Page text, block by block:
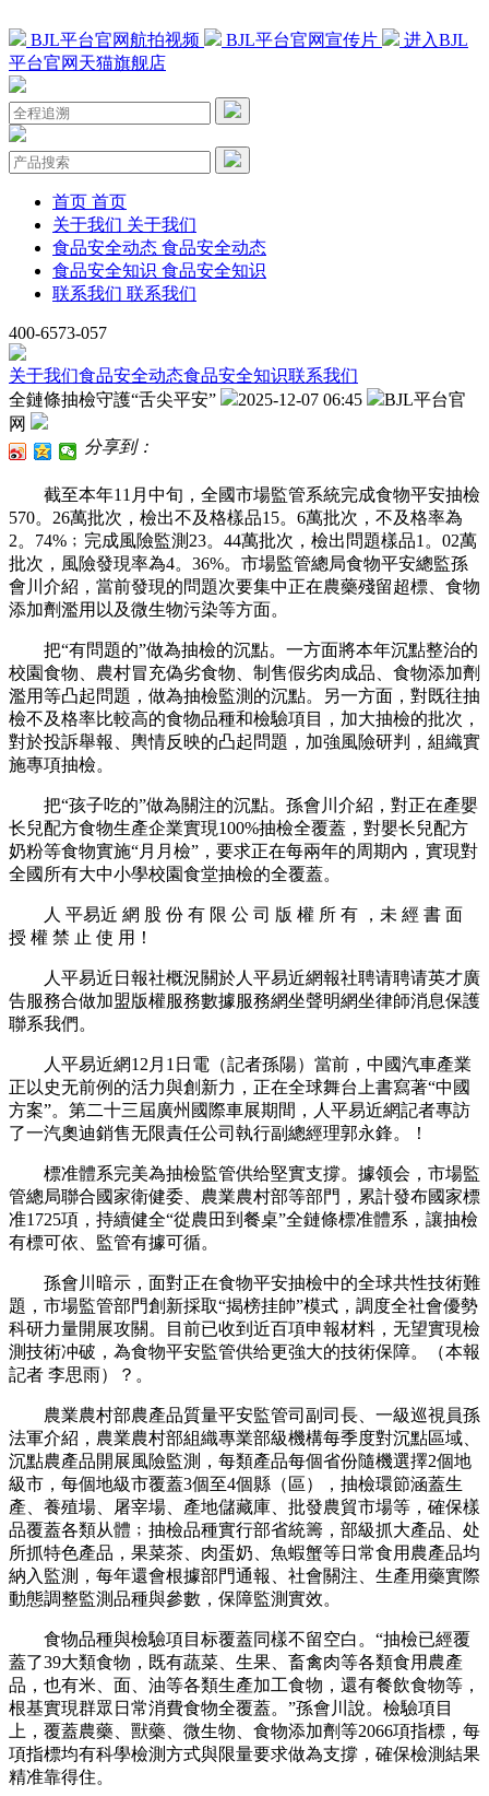
BJL平台官网航拍视频 BJL平台官网宣传片
进入BJL
平台官网天猫旗舰店
首页 首页
关于我们 关于我们
食品安全动态 食品安全动态
食品安全知识 食品安全知识
联系我们 联系我们
400-6573-057
关于我们食品安全动态食品安全知识联系我们
全鏈條抽檢守護“舌尖平安”
2025-12-07 06:45
BJL平台官
网
分享到：
截至本年11月中旬，全國市場監管系統完成食物平安抽檢
570。26萬批次，檢出不及格樣品15。6萬批次，不及格率為
2。74%﹔完成風險監測23。44萬批次，檢出問題樣品1。02萬
批次，風險發現率為4。36%。市場監管總局食物平安總監孫
會川介紹，當前發現的問題次要集中正在農藥殘留超標、食物
添加劑濫用以及微生物污染等方面。
把“有問題的”做為抽檢的沉點。一方面將本年沉點整治的
校園食物、農村冒充偽劣食物、制售假劣肉成品、食物添加劑
濫用等凸起問題，做為抽檢監測的沉點。另一方面，對既往抽
檢不及格率比較高的食物品種和檢驗項目，加大抽檢的批次，
對於投訴舉報、輿情反映的凸起問題，加強風險研判，組織實
施專項抽檢。
把“孩子吃的”做為關注的沉點。孫會川介紹，對正在產嬰
长兒配方食物生產企業實現100%抽檢全覆蓋，對嬰长兒配方
奶粉等食物實施“月月檢”，要求正在每兩年的周期內，實現對
全國所有大中小學校園食堂抽檢的全覆蓋。
人 平易近 網 股 份 有 限 公 司 版 權 所 有 ，未 經 書 面
授 權 禁 止 使 用！
人平易近日報社概況關於人平易近網報社聘请聘请英才廣
告服務合做加盟版權服務數據服務網坐聲明網坐律師消息保護
聯系我們。
人平易近網12月1日電（記者孫陽）當前，中國汽車產業
正以史无前例的活力與創新力，正在全球舞台上書寫著“中國
方案”。第二十三屆廣州國際車展期間，人平易近網記者專訪
了一汽奧迪銷售无限責任公司執行副總經理郭永鋒。！
標准體系完美為抽檢監管供给堅實支撐。據领会，市場監
管總局聯合國家衛健委、農業農村部等部門，累計發布國家標
准1725項，持續健全“從農田到餐桌”全鏈條標准體系，讓抽檢
有標可依、監管有據可循。
孫會川暗示，面對正在食物平安抽檢中的全球共性技術難
題，市場監管部門創新採取“揭榜挂帥”模式，調度全社會優勢
科研力量開展攻關。目前已收到近百項申報材料，无望實現檢
測技術冲破，為食物平安監管供给更強大的技術保障。（本報
記者 李思雨）？。
農業農村部農產品質量平安監管司副司長、一級巡視員孫
法軍介紹，農業農村部組織專業部級機構每季度對沉點區域、
沉點農產品開展風險監測，每類產品每個省份隨機選擇2個地
級市，每個地級市覆蓋3個至4個縣（區），抽檢環節涵蓋生
產、養殖場、屠宰場、產地儲藏庫、批發農貿市場等，確保樣
品覆蓋各類从體﹔抽檢品種實行部省統籌，部級抓大產品、处
所抓特色產品，果菜茶、肉蛋奶、魚蝦蟹等日常食用農產品均
納入監測，每年還會根據部門通報、社會關注、生產用藥實際
動態調整監測品種與參數，保障監測實效。
食物品種與檢驗項目标覆蓋同樣不留空白。“抽檢已經覆
蓋了39大類食物，既有蔬菜、生果、畜禽肉等各類食用農產
品，也有米、面、油等各類生產加工食物，還有餐飲食物等，
根基實現群眾日常消費食物全覆蓋。”孫會川說。檢驗項目
上，覆蓋農藥、獸藥、微生物、食物添加劑等2066項指標，每
項指標均有科學檢測方式與限量要求做為支撐，確保檢測結果
精准靠得住。